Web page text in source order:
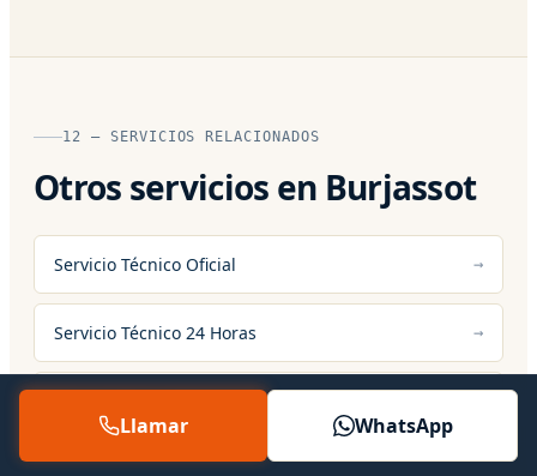
12 — SERVICIOS RELACIONADOS
Otros servicios en Burjassot
Servicio Técnico Oficial
Servicio Técnico 24 Horas
Llamar WhatsApp